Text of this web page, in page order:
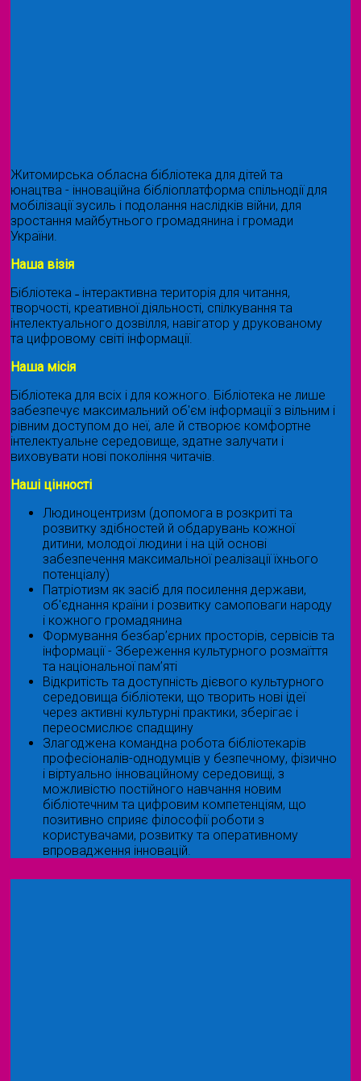
Житомирська обласна бібліотека для дітей та
юнацтва - інноваційна бібліоплатформа спільнодії для
мобілізації зусиль і подолання наслідків війни, для
зростання майбутнього громадянина і громади
України.
Наша візія
Бібліотека ˗ інтерактивна територія для читання,
творчості, креативної діяльності, спілкування та
інтелектуального дозвілля, навігатор у друкованому
та цифровому світі інформації.
Наша місія
Бібліотека для всіх і для кожного. Бібліотека не лише
забезпечує максимальний об'єм інформації з вільним і
рівним доступом до неї, але й створює комфортне
інтелектуальне середовище, здатне залучати і
виховувати нові покоління читачів.
Наші цінності
Людиноцентризм (допомога в розкриті та
розвитку здібностей й обдарувань кожної
дитини, молодої людини і на цій основі
забезпечення максимальної реалізації їхнього
потенціалу)
Патріотизм як засіб для посилення держави,
об'єднання країни і розвитку самоповаги народу
і кожного громадянина
Формування безбар’єрних просторів, сервісів та
інформації - Збереження культурного розмаїття
та національної пам’яті
Відкритість та доступність дієвого культурного
середовища бібліотеки, що творить нові ідеї
через активні культурні практики, зберігає і
переосмислює спадщину
Злагоджена командна робота бібліотекарів
професіоналів-однодумців у безпечному, фізично
і віртуально інноваційному середовищі, з
можливістю постійного навчання новим
бібліотечним та цифровим компетенціям, що
позитивно сприяє філософії роботи з
користувачами, розвитку та оперативному
впровадження інновацій.